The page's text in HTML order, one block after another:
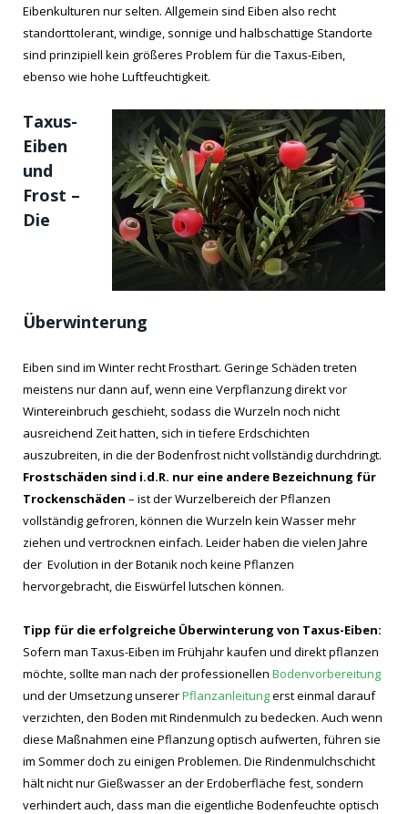
Eibenkulturen nur selten. Allgemein sind Eiben also recht
standorttolerant, windige, sonnige und halbschattige Standorte
sind prinzipiell kein größeres Problem für die Taxus-Eiben,
ebenso wie hohe Luftfeuchtigkeit.
Taxus-
Eiben
und
Frost –
Die
Überwinterung
Eiben sind im Winter recht Frosthart. Geringe Schäden treten
meistens nur dann auf, wenn eine Verpflanzung direkt vor
Wintereinbruch geschieht, sodass die Wurzeln noch nicht
ausreichend Zeit hatten, sich in tiefere Erdschichten
auszubreiten, in die der Bodenfrost nicht vollständig durchdringt.
Frostschäden sind i.d.R. nur eine andere Bezeichnung für
Trockenschäden – ist der Wurzelbereich der Pflanzen
vollständig gefroren, können die Wurzeln kein Wasser mehr
ziehen und vertrocknen einfach. Leider haben die vielen Jahre
der Evolution in der Botanik noch keine Pflanzen
hervorgebracht, die Eiswürfel lutschen können.
Tipp für die erfolgreiche Überwinterung von Taxus-Eiben:
Sofern man Taxus-Eiben im Frühjahr kaufen und direkt pflanzen
möchte, sollte man nach der professionellen Bodenvorbereitung
und der Umsetzung unsererPflanzanleitungerst einmal darauf
verzichten, den Boden mit Rindenmulch zu bedecken. Auch wenn
diese Maßnahmen eine Pflanzung optisch aufwerten, führen sie
im Sommer doch zu einigen Problemen. Die Rindenmulchschicht
hält nicht nur Gießwasser an der Erdoberfläche fest, sondern
verhindert auch, dass man die eigentliche Bodenfeuchte optisch